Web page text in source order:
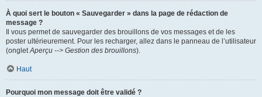
À quoi sert le bouton « Sauvegarder » dans la page de rédaction de
message ?
Il vous permet de sauvegarder des brouillons de vos messages et de les
poster ultérieurement. Pour les recharger, allez dans le panneau de l’utilisateur
(ongletAperçu --> Gestion des brouillons).
Haut
Pourquoi mon message doit être validé ?